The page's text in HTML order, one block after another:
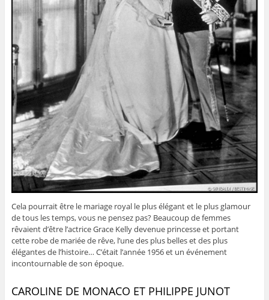
Cela pourrait être le mariage royal le plus élégant et le plus glamour
de tous les temps, vous ne pensez pas? Beaucoup de femmes
rêvaient d’être l’actrice Grace Kelly devenue princesse et portant
cette robe de mariée de rêve, l’une des plus belles et des plus
élégantes de l’histoire… C’était l’année 1956 et un événement
incontournable de son époque.
CAROLINE DE MONACO ET PHILIPPE JUNOT